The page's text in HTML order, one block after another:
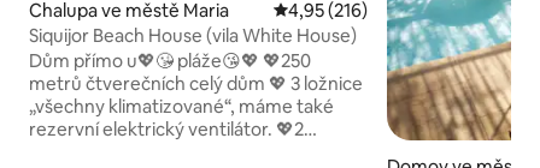
Chalupa ve městě Maria Průměrné hodnocení 4,95 z 5,
4,95 (216)
Siquijor Beach House (vila White House)
Dům přímo u💖😘 pláže😘💖 💖250
metrů čtverečních celý dům 💖 3 ložnice
„všechny klimatizované“, máme také
rezervní elektrický ventilátor. 💖2